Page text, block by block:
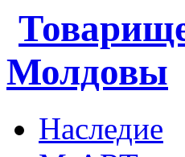
Молдовы
Наследие